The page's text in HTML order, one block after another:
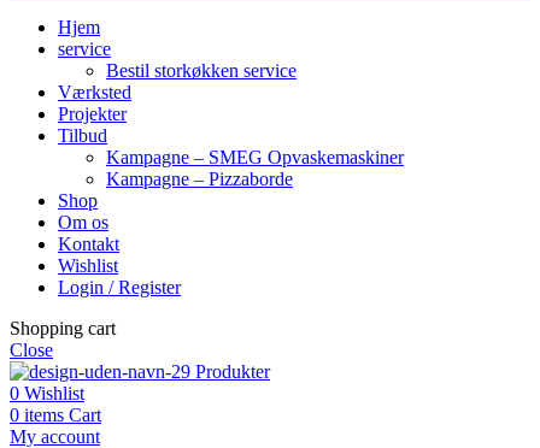
Hjem
service
Bestil storkøkken service
Værksted
Projekter
Tilbud
Kampagne – SMEG Opvaskemaskiner
Kampagne – Pizzaborde
Shop
Om os
Kontakt
Wishlist
Login / Register
Shopping cart
Close
Produkter
0 Wishlist
0 items Cart
My account